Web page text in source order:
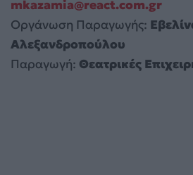
mkazamia@react.com.gr
Οργάνωση Παραγωγής: E
Αλεξανδροπούλου
Παραγωγή: Θεατρικές